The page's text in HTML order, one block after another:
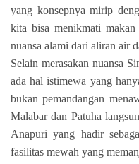
yang konsepnya mirip
kita bisa menikmati makan
nuansa alami dari aliran air
Selain merasakan nuansa
ada hal istimewa yang
bukan pemandangan
Malabar dan Patuha
Anapuri yang hadir
fasilitas mewah yang